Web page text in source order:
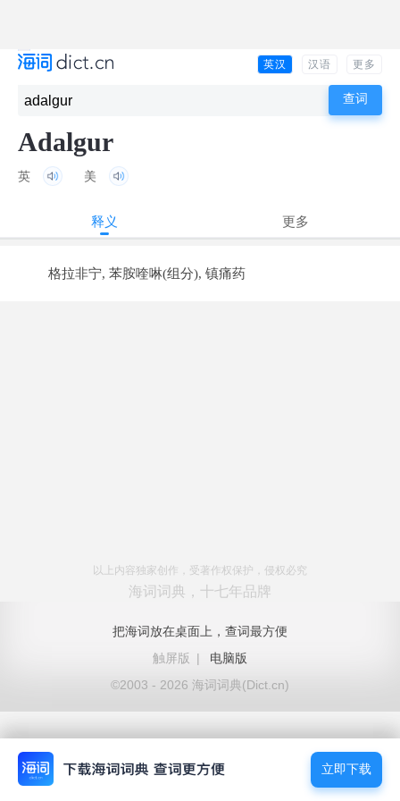
英汉 汉语 更多
Adalgur
英 美
释义 更多
格拉非宁, 苯胺喹啉(组分), 镇痛药
以上内容独家创作，受著作权保护，侵权必究
海词词典，十七年品牌
把海词放在桌面上，查词最方便
触屏版
|
电脑版
©2003 - 2026 海词词典(Dict.cn)
立即下载
立即下载